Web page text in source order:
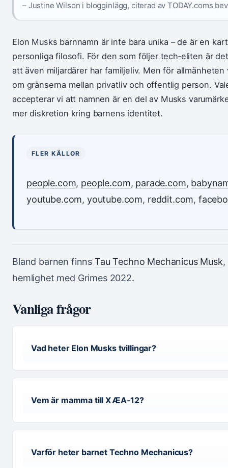
– Justine Wilson i blogginlägg, citerad av TODAY.coms
Elon Musks barnnamn är inte bara unika – de är en
personliga filosofi. För den som följer tech‑eliten är
att även miljardärer har familjeliv. Men för
om gränserna mellan privatliv och offentlig person.
accepterar vi att namnen är en del av Musks
mer diskretion kring barnens identitet.
FLER KÄLLOR
people.com, people.com, parade.com,
youtube.com, youtube.com, reddit.com,
Bland barnen finns Tau Techno Mechanicus Musk,
hemlighet med Grimes 2022.
Vanliga frågor
Vad heter Elon Musks tvillingar?
Vem är mamma till X Æ A‑12?
Varför heter barnet Techno Mechanicus?